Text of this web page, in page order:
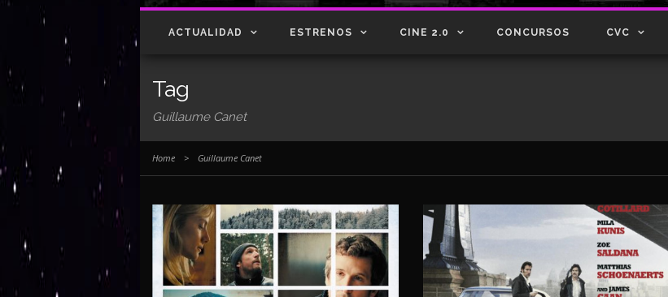
ACTUALIDAD ESTRENOS CINE 2.0 CONCURSOS CVC
Tag
Guillaume Canet
Home > Guillaume Canet